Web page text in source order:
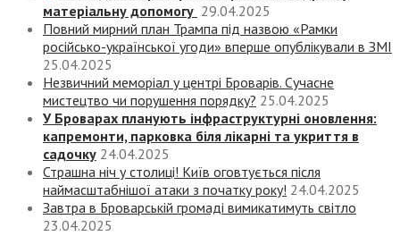
матеріальну допомогу 29.04.2025
Повний мирний план Трампа під назвою «‎Рамки
російсько-української угоди» вперше опублікували в ЗМІ
25.04.2025
Незвичний меморіал у центрі Броварів. Сучасне
мистецтво чи порушення порядку? 25.04.2025
У Броварах планують інфраструктурні оновлення:
капремонти, парковка біля лікарні та укриття в
садочку 24.04.2025
Страшна ніч у столиці! Київ оговтується після
наймасштабнішої атаки з початку року! 24.04.2025
Завтра в Броварській громаді вимикатимуть світло
23.04.2025